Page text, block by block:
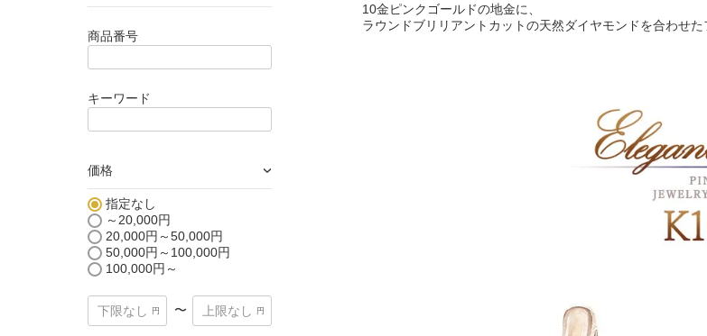
商品番号
キーワード
価格 ›
指定なし
～20,000円
20,000円～50,000円
50,000円～100,000円
100,000円～
〜
10金ピンクゴールドの地金に、
ラウンドブリリアントカットの天然ダイヤモンドを合わせ